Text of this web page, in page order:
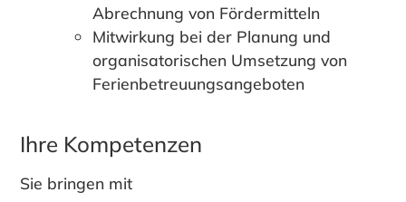
Abrechnung von Fördermitteln
Mitwirkung bei der Planung und
organisatorischen Umsetzung von
Ferienbetreuungsangeboten
Ihre Kompetenzen
Sie bringen mit